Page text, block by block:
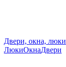
Двери, окна, люки
ЛюкиОкнаДвери